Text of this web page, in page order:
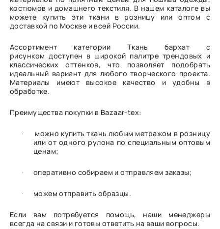
костюмов и домашнего текстиля. В нашем каталоге вы
можете купить эти ткани в розницу или оптом с
доставкой по Москве и всей России.
Ассортимент категории Ткань бархат с
рисунком доступен в широкой палитре трендовых и
классических оттенков, что позволяет подобрать
идеальный вариант для любого творческого проекта.
Материалы имеют высокое качество и удобны в
обработке.
Преимущества покупки в Bazaar-tex:
·
можно купить ткань любым метражом в розницу
или от одного рулона по специальным оптовым
ценам;
· оперативно собираем и отправляем заказы;
· можем отправить образцы.
Если вам потребуется помощь, наши менеджеры
всегда на связи и готовы ответить на ваши вопросы.